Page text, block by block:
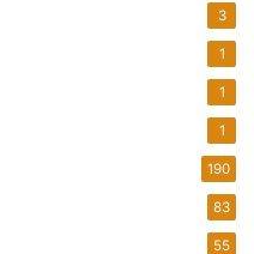
3
1
1
1
190
83
55